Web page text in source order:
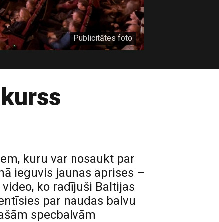
Publicitātes foto
kuru var nosaukt par
ieguvis jaunas aprises –
ko radījuši Baltijas
par naudas balvu
specbalvām